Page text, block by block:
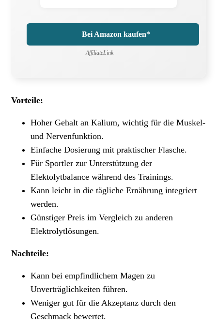
Bei Amazon kaufen*
AffiliateLink
Vorteile:
Hoher Gehalt an Kalium, wichtig für die Muskel-
und Nervenfunktion.
Einfache Dosierung mit praktischer Flasche.
Für Sportler zur Unterstützung der
Elektolytbalance während des Trainings.
Kann leicht in die tägliche Ernährung integriert
werden.
Günstiger Preis im Vergleich zu anderen
Elektrolytlösungen.
Nachteile:
Kann bei empfindlichem Magen zu
Unverträglichkeiten führen.
Weniger gut für die Akzeptanz durch den
Geschmack bewertet.